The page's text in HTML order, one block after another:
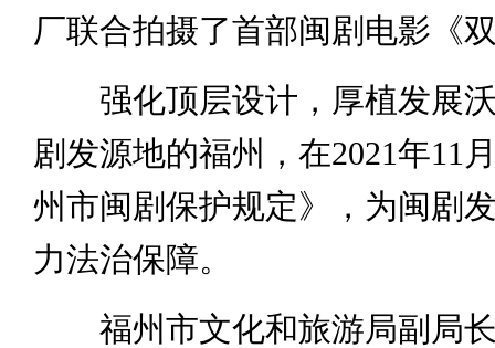
厂联合拍摄了首部闽剧电影《
强化顶层设计，厚植发展沃
剧发源地的福州，在2021年11
州市闽剧保护规定》，为闽剧
力法治保障。
福州市文化和旅游局副局长